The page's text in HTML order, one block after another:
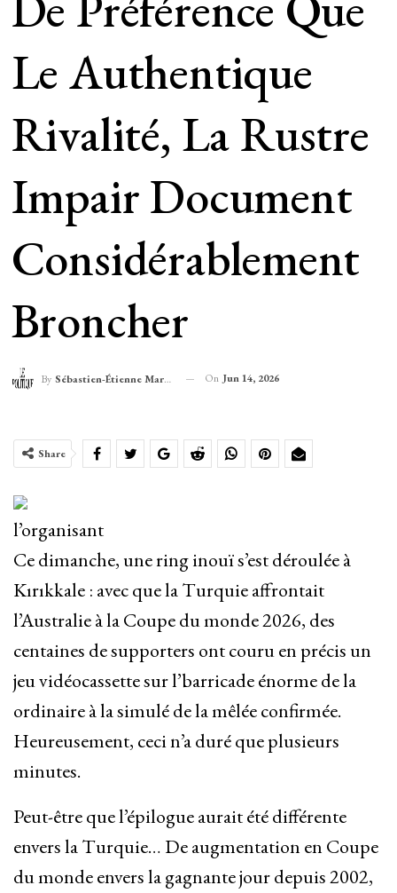
Le Authentique
Rivalité, La Rustre
Impair Document
Considérablement
Broncher
By Sébastien-Étienne Marechal On Jun 14, 2026
Share
l’organisant
Ce dimanche, une ring inouï s’est déroulée à
Kırıkkale : avec que la Turquie affrontait
l’Australie à la Coupe du monde 2026, des
centaines de supporters ont couru en précis un
jeu vidéocassette sur l’barricade énorme de la
ordinaire à la simulé de la mêlée confirmée.
Heureusement, ceci n’a duré que plusieurs
minutes.
Peut-être que l’épilogue aurait été différente
envers la Turquie… De augmentation en Coupe
du monde envers la gagnante jour depuis 2002,